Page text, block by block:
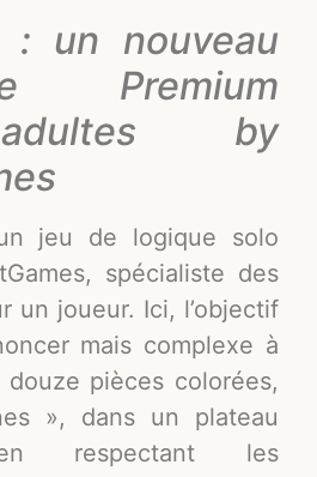
: un nouveau
Premium
by
jeu de logique solo
spécialiste des
un joueur. Ici, l’objectif
mais complexe à
pièces colorées,
», dans un plateau
respectant les